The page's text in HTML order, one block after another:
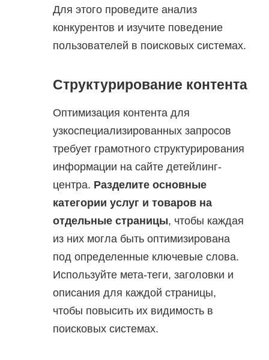
Для этого проведите анализ
конкурентов и изучите поведение
пользователей в поисковых системах.
Структурирование контента
Оптимизация контента для
узкоспециализированных запросов
требует грамотного структурирования
информации на сайте детейлинг-
центра. Разделите основные
категории услуг и товаров на
отдельные страницы, чтобы каждая
из них могла быть оптимизирована
под определенные ключевые слова.
Используйте мета-теги, заголовки и
описания для каждой страницы,
чтобы повысить их видимость в
поисковых системах.